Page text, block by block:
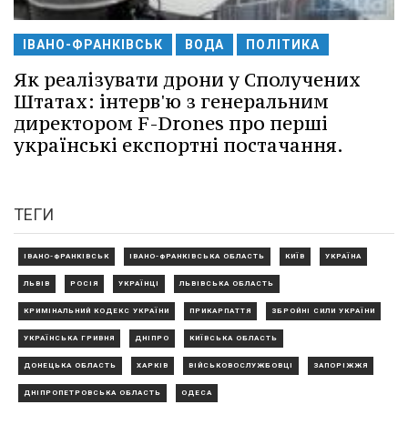
ІВАНО-ФРАНКІВСЬК ВОДА ПОЛІТИКА
Як реалізувати дрони у Сполучених
Штатах: інтерв'ю з генеральним
директором F-Drones про перші
українські експортні постачання.
ТЕГИ
ІВАНО-ФРАНКІВСЬК ІВАНО-ФРАНКІВСЬКА ОБЛАСТЬ КИЇВ УКРАЇНА
ЛЬВІВ РОСІЯ УКРАЇНЦІ ЛЬВІВСЬКА ОБЛАСТЬ
КРИМІНАЛЬНИЙ КОДЕКС УКРАЇНИ ПРИКАРПАТТЯ ЗБРОЙНІ СИЛИ УКРАЇНИ
УКРАЇНСЬКА ГРИВНЯ ДНІПРО КИЇВСЬКА ОБЛАСТЬ
ДОНЕЦЬКА ОБЛАСТЬ ХАРКІВ ВІЙСЬКОВОСЛУЖБОВЦІ ЗАПОРІЖЖЯ
ДНІПРОПЕТРОВСЬКА ОБЛАСТЬ ОДЕСА